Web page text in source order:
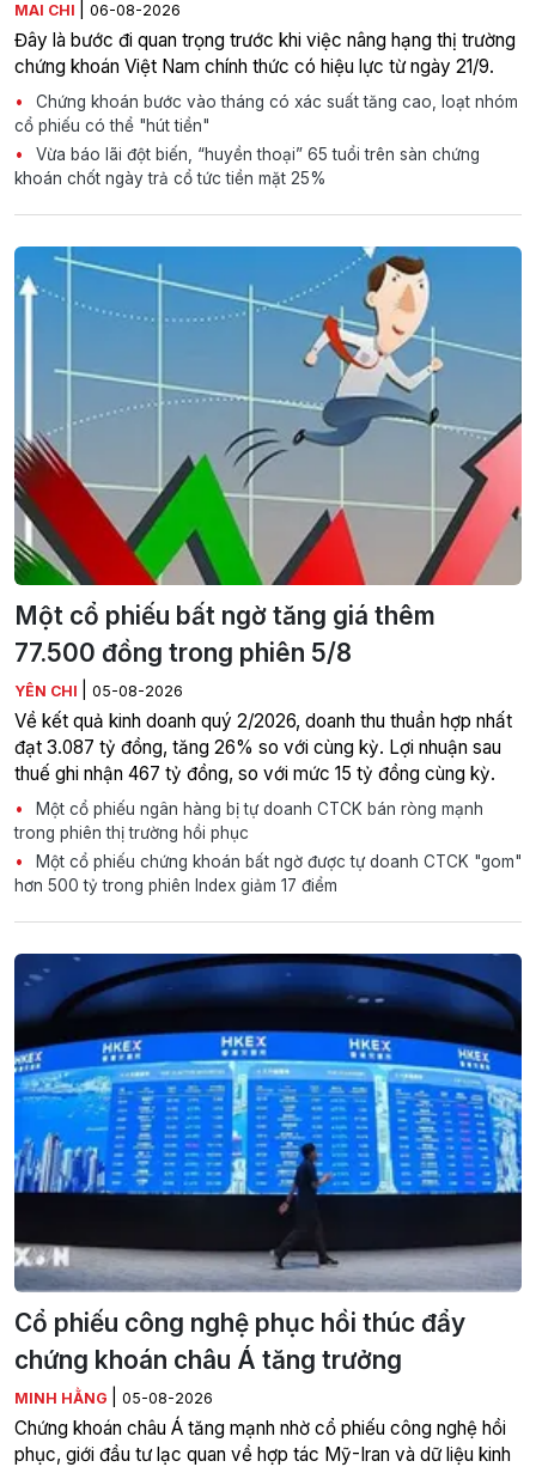
MAI CHI 06-08-2026
Đây là bước đi quan trọng trước khi việc nâng hạng thị trường
chứng khoán Việt Nam chính thức có hiệu lực từ ngày 21/9.
Chứng khoán bước vào tháng có xác suất tăng cao, loạt nhóm
cổ phiếu có thể "hút tiền"
Vừa báo lãi đột biến, “huyền thoại” 65 tuổi trên sàn chứng
khoán chốt ngày trả cổ tức tiền mặt 25%
Một cổ phiếu bất ngờ tăng giá thêm
77.500 đồng trong phiên 5/8
YÊN CHI 05-08-2026
Về kết quả kinh doanh quý 2/2026, doanh thu thuần hợp nhất
đạt 3.087 tỷ đồng, tăng 26% so với cùng kỳ. Lợi nhuận sau
thuế ghi nhận 467 tỷ đồng, so với mức 15 tỷ đồng cùng kỳ.
Một cổ phiếu ngân hàng bị tự doanh CTCK bán ròng mạnh
trong phiên thị trường hồi phục
Một cổ phiếu chứng khoán bất ngờ được tự doanh CTCK "gom"
hơn 500 tỷ trong phiên Index giảm 17 điểm
Cổ phiếu công nghệ phục hồi thúc đẩy
chứng khoán châu Á tăng trưởng
MINH HẰNG 05-08-2026
Chứng khoán châu Á tăng mạnh nhờ cổ phiếu công nghệ hồi
phục, giới đầu tư lạc quan về hợp tác Mỹ-Iran và dữ liệu kinh